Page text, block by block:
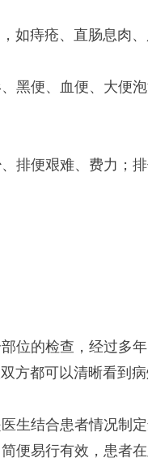
如痔疮、直肠息肉、
黑便、血便、大便
排便艰难、费力；
位的检查，经过多
方都可以清晰看到病
生结合患者情况制
便易行有效，患者